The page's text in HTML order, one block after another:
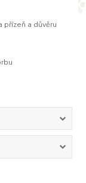
přízeň a důvěru